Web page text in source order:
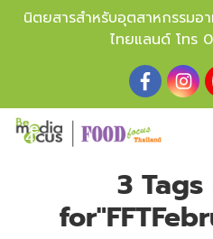
นิตยสารสำหรับอุตสาหกรรมอ
ไทยแลนด์ โทร
3